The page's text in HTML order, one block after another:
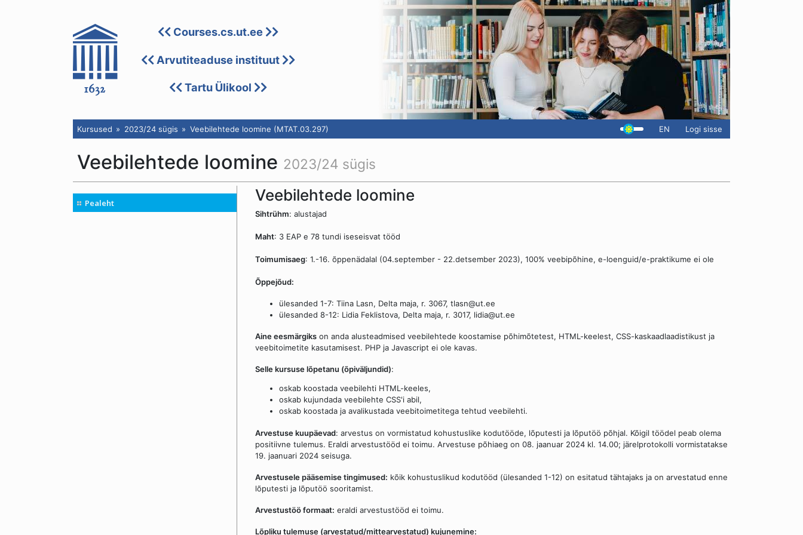
Courses.cs.ut.ee
Arvutiteaduse instituut
Tartu Ülikool
Kursused 2023/24 sügis Veebilehtede loomine (MTAT.03.297) EN Logi sisse
Veebilehtede loomine 2023/24 sügis
Pealeht Veebilehtede loomine
Sihtrühm: alustajad
Maht: 3 EAP e 78 tundi iseseisvat tööd
Toimumisaeg: 1.-16. õppenädalal (04.september - 22.detsember 2023), 100% veebipõhine, e-loenguid/e-praktikume ei ole
Õppejõud:
ülesanded 1-7: Tiina Lasn, Delta maja, r. 3067, tlasn@ut.ee
ülesanded 8-12: Lidia Feklistova, Delta maja, r. 3017, lidia@ut.ee
Aine eesmärgiks on anda alusteadmised veebilehtede koostamise põhimõtetest, HTML-keelest, CSS-kaskaadlaadistikust ja
veebitoimetite kasutamisest. PHP ja Javascript ei ole kavas.
Selle kursuse lõpetanu (õpiväljundid):
oskab koostada veebilehti HTML-keeles,
oskab kujundada veebilehte CSS'i abil,
oskab koostada ja avalikustada veebitoimetitega tehtud veebilehti.
Arvestuse kuupäevad: arvestus on vormistatud kohustuslike kodutööde, lõputesti ja lõputöö põhjal. Kõigil töödel peab olema
positiivne tulemus. Eraldi arvestustööd ei toimu. Arvestuse põhiaeg on 08. jaanuar 2024 kl. 14.00; järelprotokolli vormistatakse
19. jaanuari 2024 seisuga.
Arvestusele pääsemise tingimused: kõik kohustuslikud kodutööd (ülesanded 1-12) on esitatud tähtajaks ja on arvestatud enne
lõputesti ja lõputöö sooritamist.
Arvestustöö formaat: eraldi arvestustööd ei toimu.
Lõpliku tulemuse (arvestatud/mittearvestatud) kujunemine: